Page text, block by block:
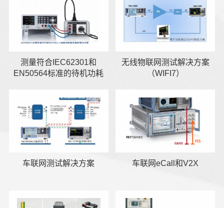
测量符合IEC62301和
EN50564标准的待机功耗
无线物联网测试解决方案
（WIFI7）
车联网测试解决方案 车联网eCall和V2X